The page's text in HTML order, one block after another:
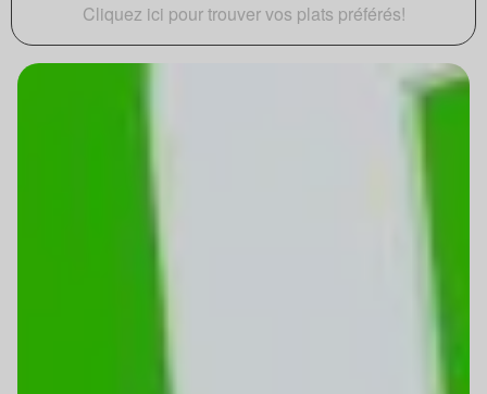
Cliquez ici pour trouver vos plats préférés!